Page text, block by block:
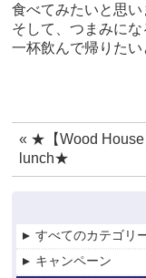
食べてみたいと思い
そして、つまみに
一杯飲んで帰りたい
« ★【Wood House
lunch★
すべてのカテゴリ
キャンペーン